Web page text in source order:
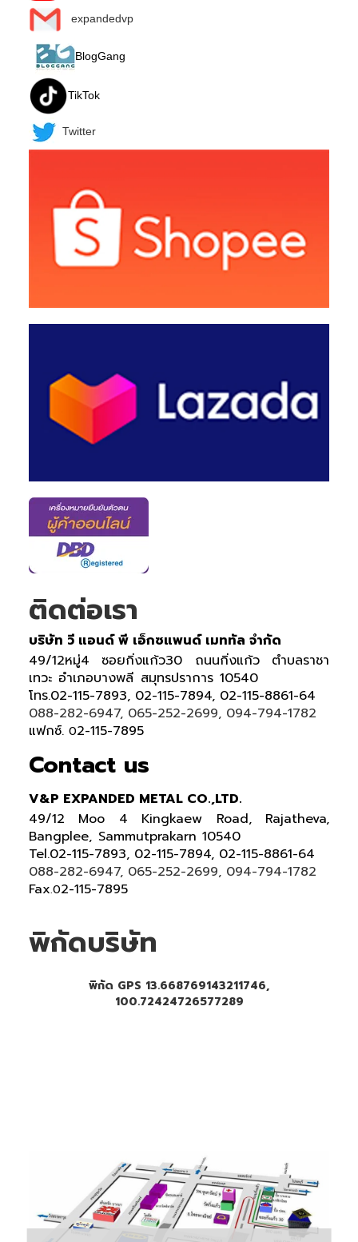
expandedvp
BlogGang
TikTok
Twitter
ติดต่อเรา
บริษัท วี แอนด์ พี เอ็กซแพนด์ เมททัล จำกัด
49/12หมู่4 ซอยกิ่งแก้ว30 ถนนกิ่งแก้ว ตำบลราชา
เทวะ อำเภอบางพลี สมุทรปราการ 10540
โทร.02-115-7893, 02-115-7894, 02-115-8861-64
088-282-6947, 065-252-2699, 094-794-1782
แฟกซ์. 02-115-7895
Contact us
V&P EXPANDED METAL CO.,LTD.
49/12 Moo 4 Kingkaew Road, Rajatheva,
Bangplee, Sammutprakarn 10540
Tel.02-115-7893, 02-115-7894, 02-115-8861-64
088-282-6947, 065-252-2699, 094-794-1782
Fax.02-115-7895
พิกัดบริษัท
พิกัด GPS 13.668769143211746,
100.72424726577289